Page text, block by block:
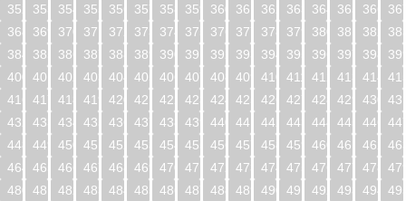
352
353 354 355 356 357 358 359 360 361 362 363 364 365 366
368
369 370 371 372 373 374 375 376 377 378 379 380 381 382
384
385 386 387 388 389 390 391 392 393 394 395 396 397 398
400
401 402 403 404 405 406 407 408 409 410 411 412 413 414
416
417 418 419 420 421 422 423 424 425 426 427 428 429 430
432
433 434 435 436 437 438 439 440 441 442 443 444 445 446
448
449 450 451 452 453 454 455 456 457 458 459 460 461 462
464
465 466 467 468 469 470 471 472 473 474 475 476 477 478
480
481 482 483 484 485 486 487 488 489 490 491 492 493 494